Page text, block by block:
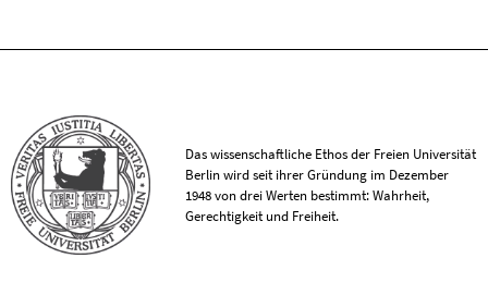
Das wissenschaftliche Ethos der Freien Universität
Berlin wird seit ihrer Gründung im Dezember
1948 von drei Werten bestimmt: Wahrheit,
Gerechtigkeit und Freiheit.